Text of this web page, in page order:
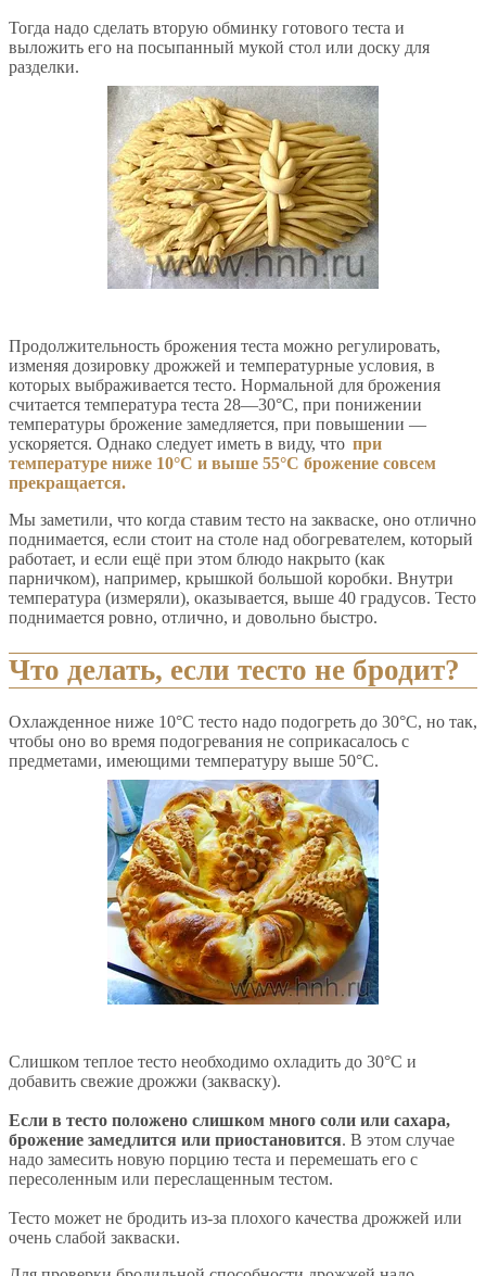
Тогда надо сделать вторую обминку готового теста и
выложить его на посыпанный мукой стол или доску для
разделки.
Продолжительность брожения теста можно регулировать,
изменяя дозировку дрожжей и температурные условия, в
которых выбраживается тесто. Нормальной для брожения
считается температура теста 28—30°С, при понижении
температуры брожение замедляется, при повышении —
ускоряется. Однако следует иметь в виду, что при
температуре ниже 10°С и выше 55°C брожение совсем
прекращается.
Мы заметили, что когда ставим тесто на закваске, оно отлично
поднимается, если стоит на столе над обогревателем, который
работает, и если ещё при этом блюдо накрыто (как
парничком), например, крышкой большой коробки. Внутри
температура (измеряли), оказывается, выше 40 градусов. Тесто
поднимается ровно, отлично, и довольно быстро.
Что делать, если тесто не бродит?
Охлажденное ниже 10°С тесто надо подогреть до 30°С, но так,
чтобы оно во время подогревания не соприкасалось с
предметами, имеющими температуру выше 50°С.
Слишком теплое тесто необходимо охладить до 30°С и
добавить свежие дрожжи (закваску).
Если в тесто положено слишком много соли или сахара,
брожение замедлится или приостановится. В этом случае
надо замесить новую порцию теста и перемешать его с
пересоленным или переслащенным тестом.
Тесто может не бродить из-за плохого качества дрожжей или
очень слабой закваски.